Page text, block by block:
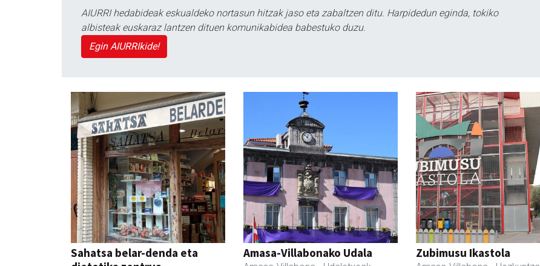
AIURRI hedabideak eskualdeko nortasun hitzak jaso eta zabaltzen ditu. Harpidedun eginda, tokiko
albisteak euskaraz lantzen dituen komunikabidea babestuko duzu.
Egin AIURRIkide!
Sahatsa belar-denda eta
Amasa-Villabonako Udala Zubimusu Ikastola